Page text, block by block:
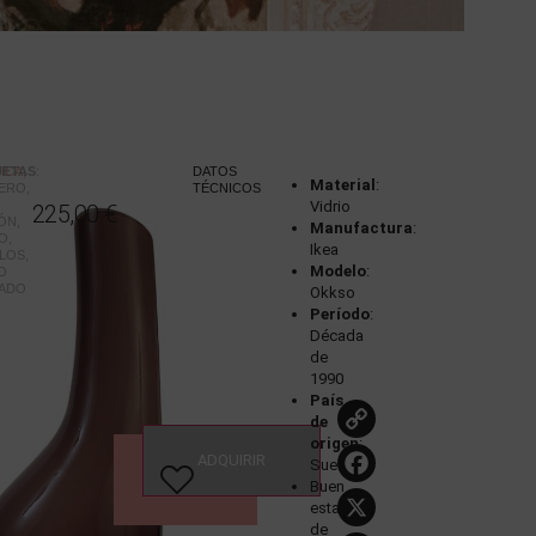
225,00€
VER
ESTUDIO
DATOS
TÉCNICOS
Material :
Vidrio
Manufactura:
Ikea
Modelo:
Okkso
Período:
Década
de
1990
País
de
origen:
Suecia
Buen
estado
de
Copy
Link
X